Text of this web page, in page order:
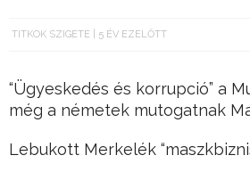
TITKOK SZIGETE 5 ÉV EZELŐTT
“Ügyeskedés és korrupció” a
még a németek mutogatnak
Lebukott Merkelék